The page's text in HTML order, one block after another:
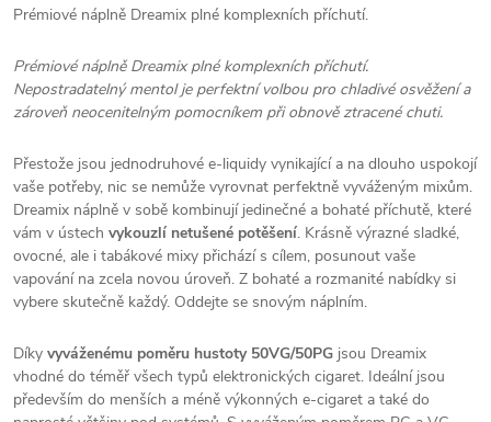
Prémiové náplně Dreamix plné komplexních příchutí.
Prémiové náplně Dreamix plné komplexních příchutí.
Nepostradatelný mentol je perfektní volbou pro chladivé osvěžení a
zároveň neocenitelným pomocníkem při obnově ztracené chuti.
Přestože jsou jednodruhové e-liquidy vynikající a na dlouho uspokojí
vaše potřeby, nic se nemůže vyrovnat perfektně vyváženým mixům.
Dreamix náplně v sobě kombinují jedinečné a bohaté příchutě, které
vám v ústech vykouzlí netušené potěšení. Krásně výrazné sladké,
ovocné, ale i tabákové mixy přichází s cílem, posunout vaše
vapování na zcela novou úroveň. Z bohaté a rozmanité nabídky si
vybere skutečně každý. Oddejte se snovým náplním.
Díky vyváženému poměru hustoty 50VG/50PG jsou Dreamix
vhodné do téměř všech typů elektronických cigaret. Ideální jsou
především do menších a méně výkonných e-cigaret a také do